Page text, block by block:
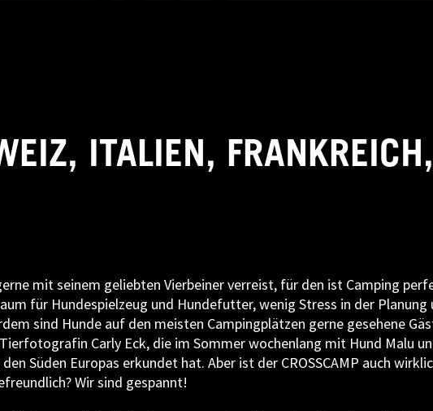
ITALIEN,
mit seinem geliebten Vierbeiner verreist, für den ist Camping
für Hundespielzeug und Hundefutter, wenig Stress in der Planung
sind Hunde auf den meisten Campingplätzen gerne gesehene
Carly Eck, die im Sommer wochenlang mit Hund Malu
Süden Europas erkundet hat. Aber ist der CROSSCAMP auch
Wir sind gespannt!